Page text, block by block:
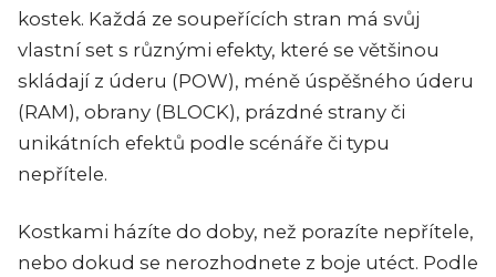
kostek. Každá ze soupeřících stran má svůj
vlastní set s různými efekty, které se většinou
skládají z úderu (POW), méně úspěšného úderu
(RAM), obrany (BLOCK), prázdné strany či
unikátních efektů podle scénáře či typu
nepřítele.
Kostkami házíte do doby, než porazíte nepřítele,
nebo dokud se nerozhodnete z boje utéct. Podle